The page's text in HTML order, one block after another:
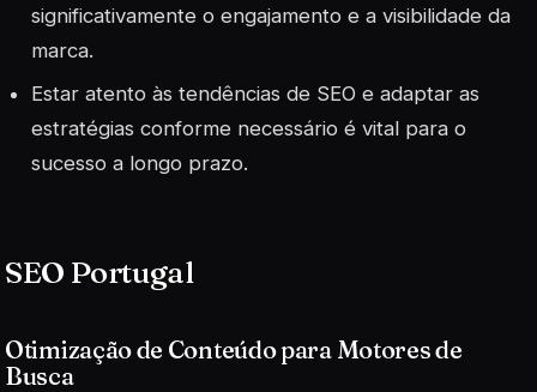
significativamente o engajamento e a visibilidade da
marca.
Estar atento às tendências de SEO e adaptar as
estratégias conforme necessário é vital para o
sucesso a longo prazo.
SEO Portugal
Otimização de Conteúdo para Motores de
Busca